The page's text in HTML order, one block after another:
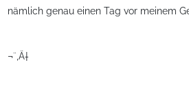
nämlich genau einen Tag vor meinem
¬¨‚Ä†